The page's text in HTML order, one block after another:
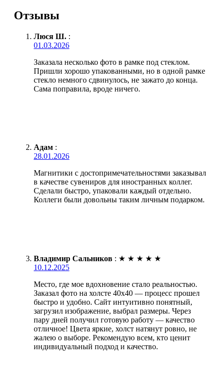
Отзывы
Люся Ш. :
01.03.2026
Заказала несколько фото в рамке под стеклом.
Пришли хорошо упакованными, но в одной рамке
стекло немного сдвинулось, не зажато до конца.
Сама поправила, вроде ничего.
Адам :
28.01.2026
Магнитики с достопримечательностями заказывал
в качестве сувениров для иностранных коллег.
Сделали быстро, упаковали каждый отдельно.
Коллеги были довольны таким личным подарком.
Владимир Сальников : ★ ★ ★ ★ ★
10.12.2025
Место, где мое вдохновение стало реальностью.
Заказал фото на холсте 40х40 — процесс прошел
быстро и удобно. Сайт интуитивно понятный,
загрузил изображение, выбрал размеры. Через
пару дней получил готовую работу — качество
отличное! Цвета яркие, холст натянут ровно, не
жалею о выборе. Рекомендую всем, кто ценит
индивидуальный подход и качество.